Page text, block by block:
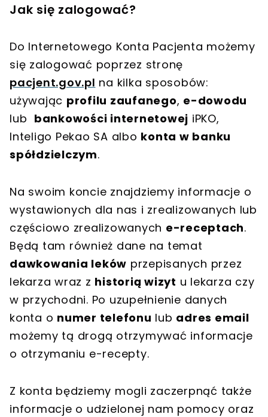
Jak się zalogować?
Do Internetowego Konta Pacjenta możemy
się zalogować poprzez stronę
pacjent.gov.pl na kilka sposobów:
używając profilu zaufanego, e-dowodu
lub bankowości internetowej iPKO,
Inteligo Pekao SA albo konta w banku
spółdzielczym.
Na swoim koncie znajdziemy informacje o
wystawionych dla nas i zrealizowanych lub
częściowo zrealizowanych e-receptach.
Będą tam również dane na temat
dawkowania leków przepisanych przez
lekarza wraz z historią wizyt u lekarza czy
w przychodni. Po uzupełnienie danych
konta o numer telefonu lub adres email
możemy tą drogą otrzymywać informacje
o otrzymaniu e-recepty.
Z konta będziemy mogli zaczerpnąć także
informacje o udzielonej nam pomocy oraz